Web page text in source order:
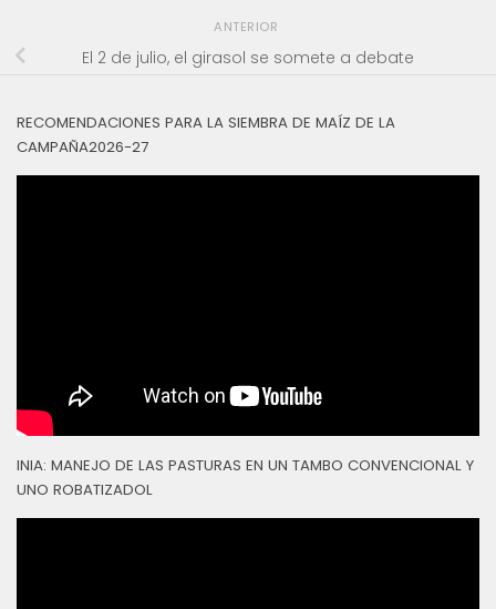
ANTERIOR
El 2 de julio, el girasol se somete a debate
RECOMENDACIONES PARA LA SIEMBRA DE MAÍZ DE LA
CAMPAÑA2026-27
INIA: MANEJO DE LAS PASTURAS EN UN TAMBO CONVENCIONAL Y
UNO ROBATIZADOL